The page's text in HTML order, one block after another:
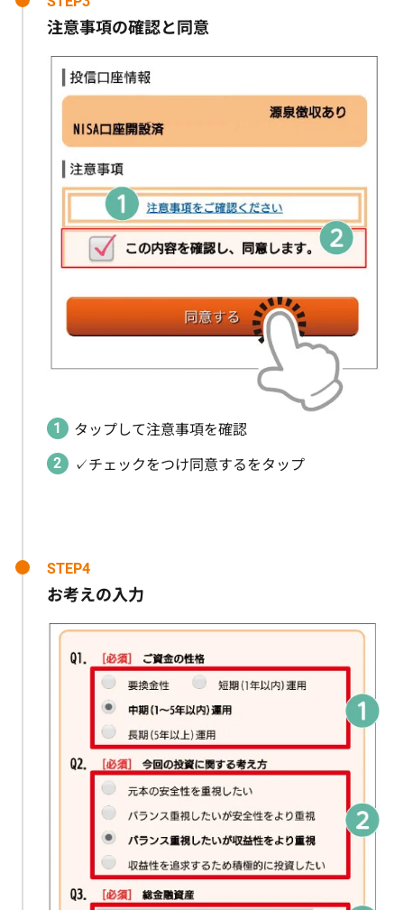
注意事項の確認と同意
タップして注意事項を確認
✓チェックをつけ同意するをタップ
STEP4
お考えの入力